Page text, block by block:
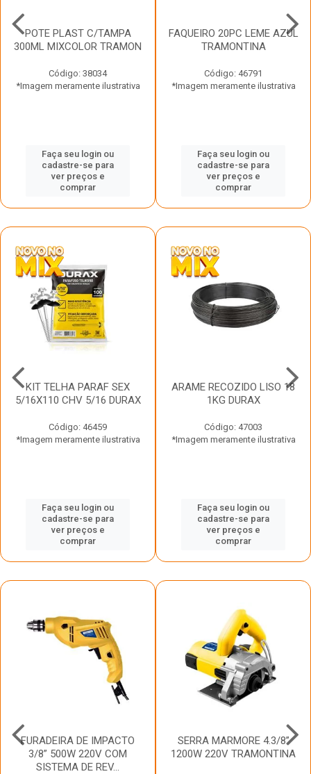
POTE PLAST C/TAMPA
300ML MIXCOLOR TRAMON
Código: 38034
*Imagem meramente ilustrativa
Faça seu login ou
cadastre-se para
ver preços e
comprar
FAQUEIRO 20PC LEME AZUL
TRAMONTINA
Código: 46791
*Imagem meramente ilustrativa
Faça seu login ou
cadastre-se para
ver preços e
comprar
KIT TELHA PARAF SEX
5/16X110 CHV 5/16 DURAX
Código: 46459
*Imagem meramente ilustrativa
Faça seu login ou
cadastre-se para
ver preços e
comprar
ARAME RECOZIDO LISO 18
1KG DURAX
Código: 47003
*Imagem meramente ilustrativa
Faça seu login ou
cadastre-se para
ver preços e
comprar
FURADEIRA DE IMPACTO
3/8” 500W 220V COM
SISTEMA DE REV...
SERRA MARMORE 4.3/8”
1200W 220V TRAMONTINA